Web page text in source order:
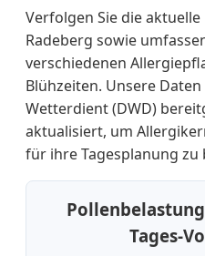
Verfolgen Sie die
Radeberg sowie
verschiedenen
Blühzeiten. Unsere
Wetterdient (DWD)
aktualisiert, um
für ihre Tagesplanung zu
Tages-